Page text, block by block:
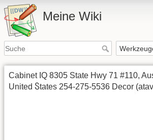
Meine Wiki
Cabinet IQ 8305 Statе Hwy 71 #110,
United Ⴝtates 254-275-5536 Decor